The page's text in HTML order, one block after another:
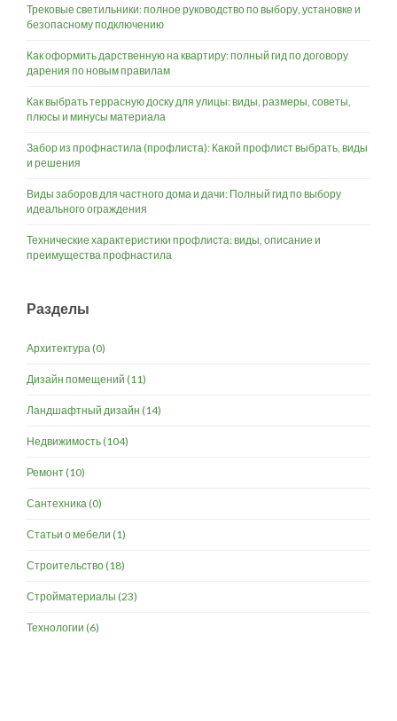
Трековые светильники: полное руководство по выбору, установке и
безопасному подключению
Как оформить дарственную на квартиру: полный гид по договору
дарения по новым правилам
Как выбрать террасную доску для улицы: виды, размеры, советы,
плюсы и минусы материала
Забор из профнастила (профлиста): Какой профлист выбрать, виды
и решения
Виды заборов для частного дома и дачи: Полный гид по выбору
идеального ограждения
Технические характеристики профлиста: виды, описание и
преимущества профнастила
Разделы
Архитектура (0)
Дизайн помещений (11)
Ландшафтный дизайн (14)
Недвижимость(104)
Ремонт(10)
Сантехника (0)
Статьи о мебели (1)
Строительство(18)
Стройматериалы (23)
Технологии (6)